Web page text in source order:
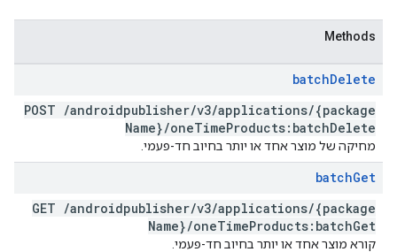
Methods
batchDelete
POST /androidpublisher/v3/applications/{package
Name}/oneTimeProducts:batchDelete
מחיקה של מוצר אחד או יותר בחיוב חד-פעמי.
batchGet
GET /androidpublisher/v3/applications/{package
Name}/oneTimeProducts:batchGet
קורא מוצר אחד או יותר בחיוב חד-פעמי.